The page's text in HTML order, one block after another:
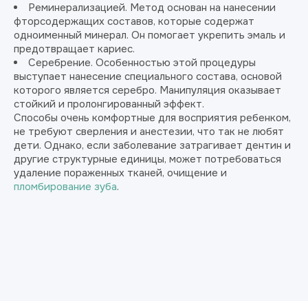
Реминерализацией. Метод основан на нанесении
фторсодержащих составов, которые содержат
одноименный минерал. Он помогает укрепить эмаль и
предотвращает кариес.
Серебрение. Особенностью этой процедуры
выступает нанесение специального состава, основой
которого является серебро. Манипуляция оказывает
стойкий и пролонгированный эффект.
Способы очень комфортные для восприятия ребенком,
не требуют сверления и анестезии, что так не любят
дети. Однако, если заболевание затрагивает дентин и
другие структурные единицы, может потребоваться
удаление пораженных тканей, очищение и
пломбирование зуба.